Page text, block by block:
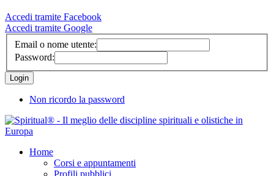
Accedi tramite Facebook
Accedi tramite Google
Email o nome utente:
Password:
Non ricordo la password
Home
Corsi e appuntamenti
Profili pubblici